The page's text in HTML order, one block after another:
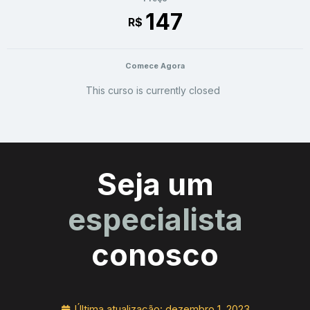
R$ 147
Comece Agora
This curso is currently closed
Seja um
especialista
conosco